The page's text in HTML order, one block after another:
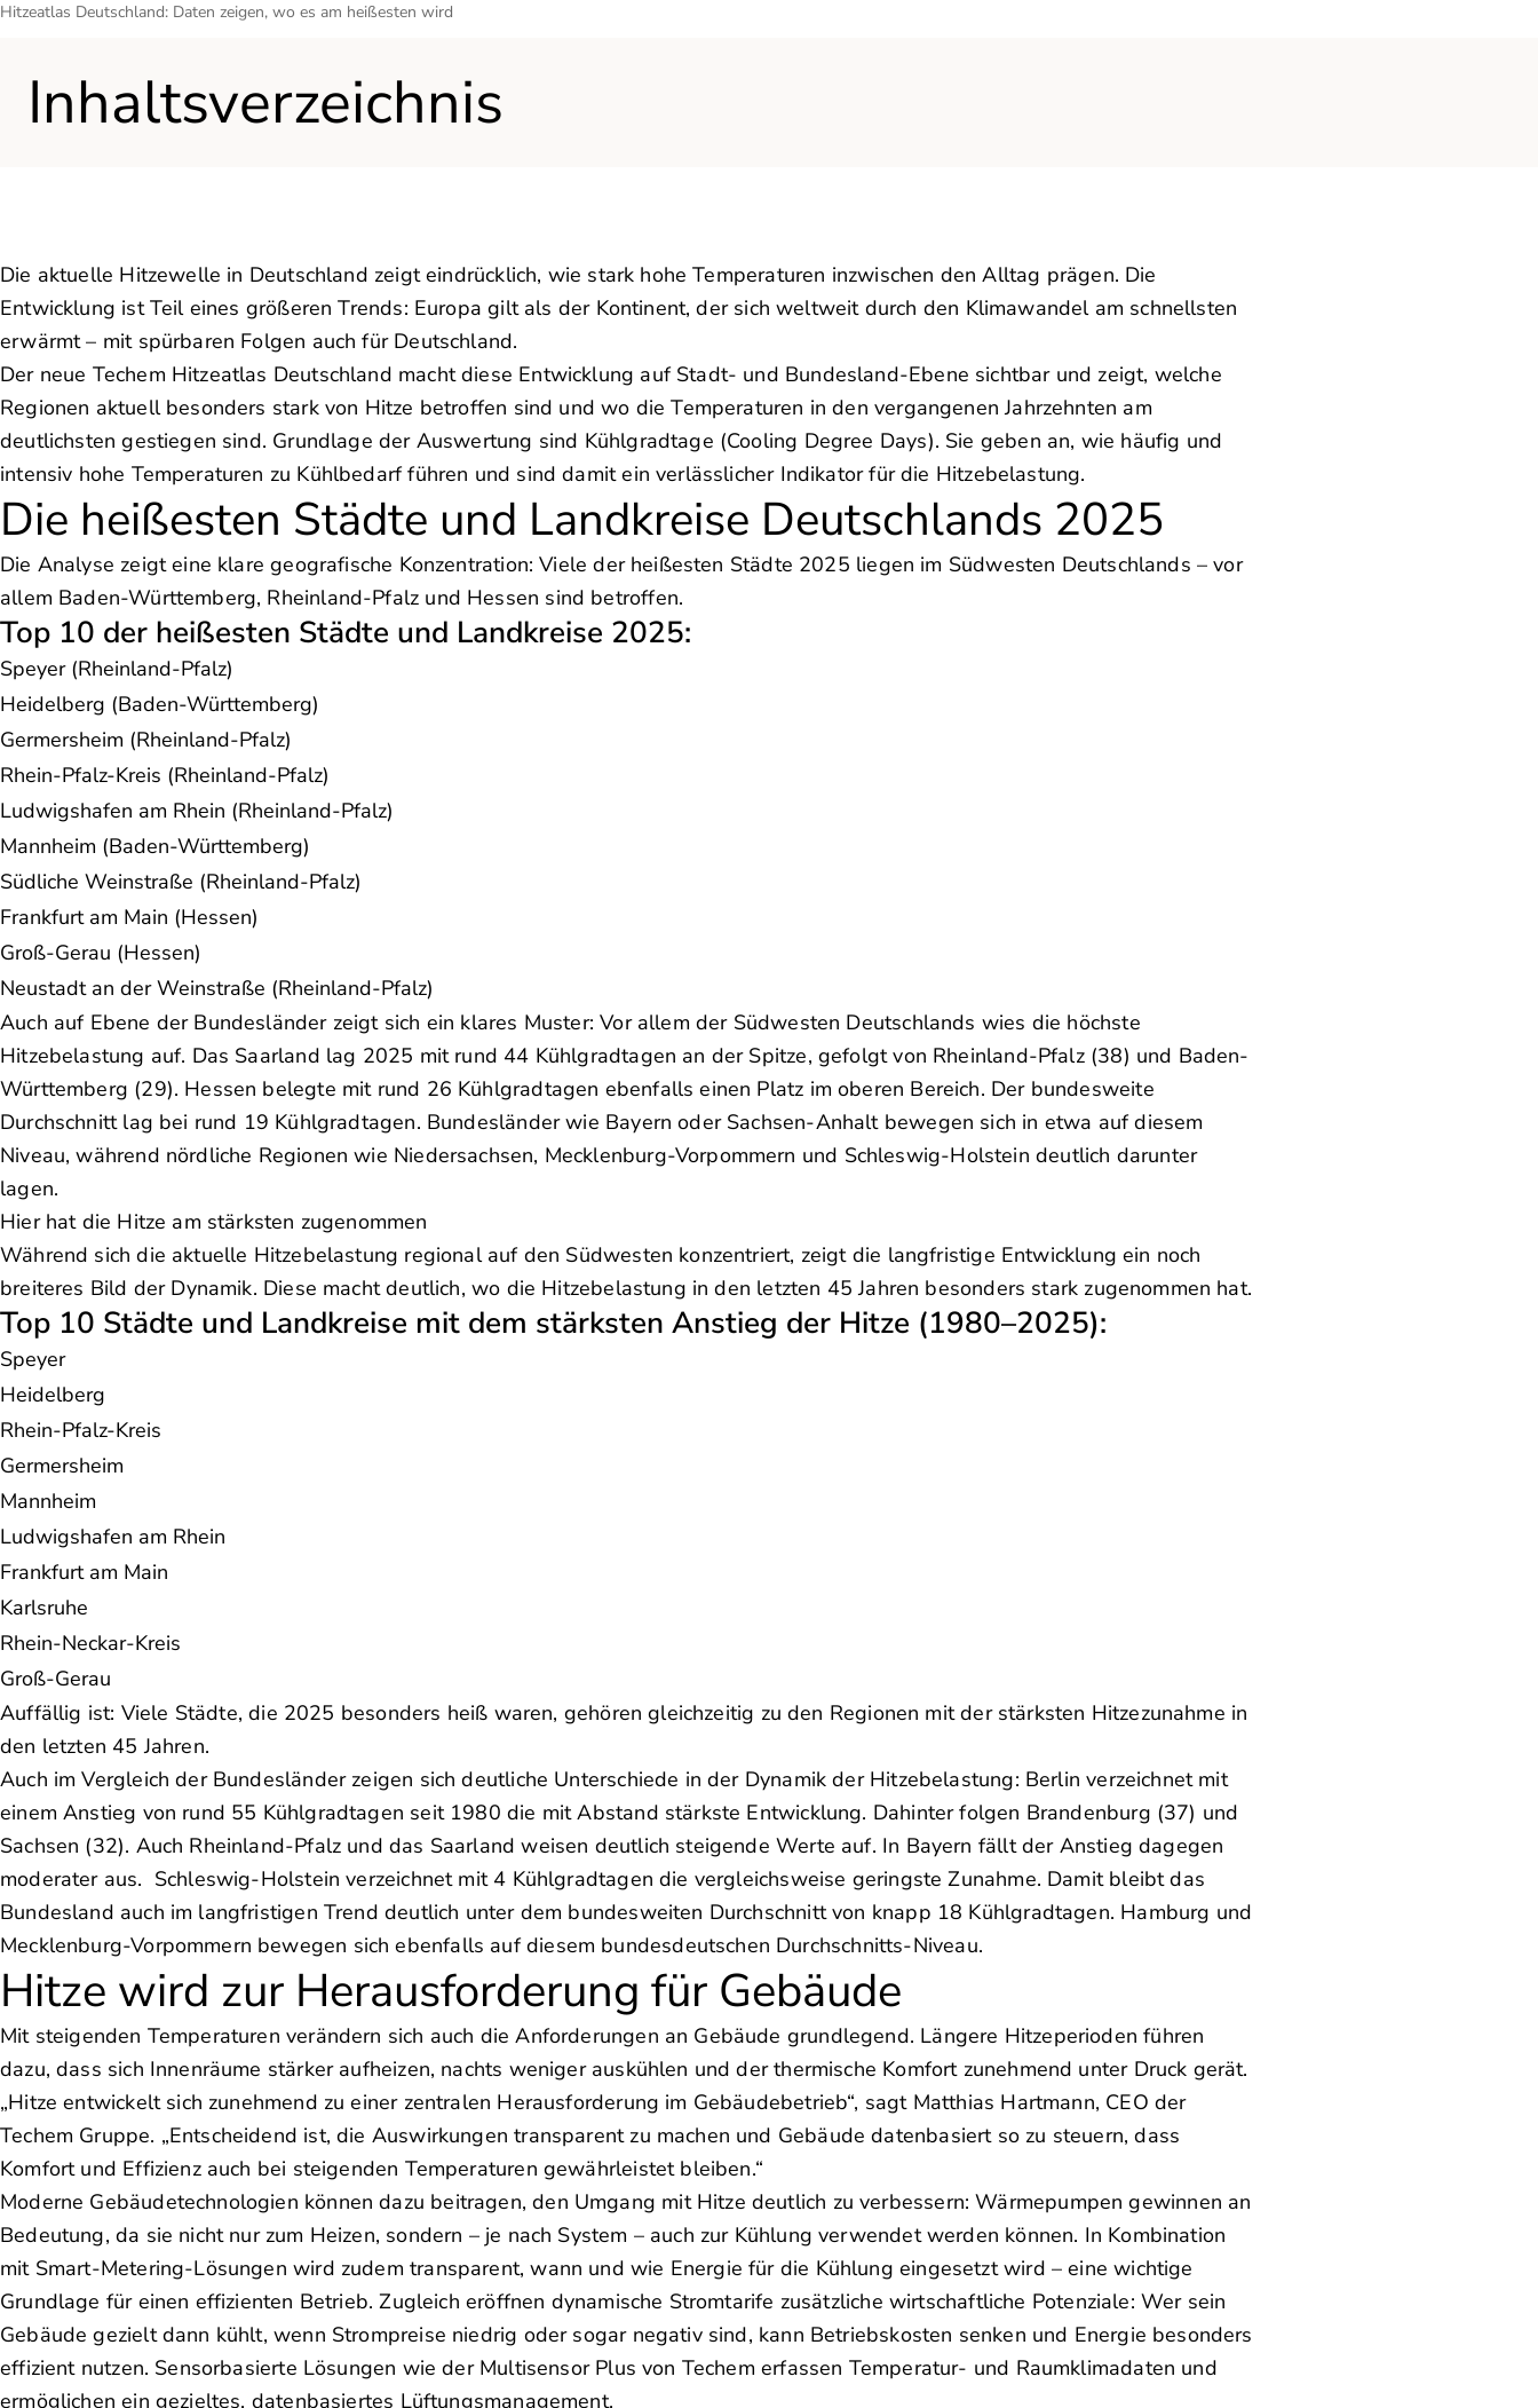
Hitzeatlas Deutschland: Daten zeigen, wo es am heißesten wird
Inhaltsverzeichnis
Die aktuelle Hitzewelle in Deutschland zeigt eindrücklich, wie stark hohe Temperaturen inzwischen den Alltag prägen. Die
Entwicklung ist Teil eines größeren Trends: Europa gilt als der Kontinent, der sich weltweit durch den Klimawandel am schnellsten
erwärmt – mit spürbaren Folgen auch für Deutschland.
Der neue Techem Hitzeatlas Deutschland macht diese Entwicklung auf Stadt- und Bundesland-Ebene sichtbar und zeigt, welche
Regionen aktuell besonders stark von Hitze betroffen sind und wo die Temperaturen in den vergangenen Jahrzehnten am
deutlichsten gestiegen sind. Grundlage der Auswertung sind Kühlgradtage (Cooling Degree Days). Sie geben an, wie häufig und
intensiv hohe Temperaturen zu Kühlbedarf führen und sind damit ein verlässlicher Indikator für die Hitzebelastung.
Die heißesten Städte und Landkreise Deutschlands 2025
Die Analyse zeigt eine klare geografische Konzentration: Viele der heißesten Städte 2025 liegen im Südwesten Deutschlands – vor
allem Baden-Württemberg, Rheinland-Pfalz und Hessen sind betroffen.
Top 10 der heißesten Städte und Landkreise 2025:
Speyer (Rheinland-Pfalz)
Heidelberg (Baden-Württemberg)
Germersheim (Rheinland-Pfalz)
Rhein-Pfalz-Kreis (Rheinland-Pfalz)
Ludwigshafen am Rhein (Rheinland-Pfalz)
Mannheim (Baden-Württemberg)
Südliche Weinstraße (Rheinland-Pfalz)
Frankfurt am Main (Hessen)
Groß-Gerau (Hessen)
Neustadt an der Weinstraße (Rheinland-Pfalz)
Auch auf Ebene der Bundesländer zeigt sich ein klares Muster: Vor allem der Südwesten Deutschlands wies die höchste
Hitzebelastung auf. Das Saarland lag 2025 mit rund 44 Kühlgradtagen an der Spitze, gefolgt von Rheinland-Pfalz (38) und Baden-
Württemberg (29). Hessen belegte mit rund 26 Kühlgradtagen ebenfalls einen Platz im oberen Bereich. Der bundesweite
Durchschnitt lag bei rund 19 Kühlgradtagen. Bundesländer wie Bayern oder Sachsen-Anhalt bewegen sich in etwa auf diesem
Niveau, während nördliche Regionen wie Niedersachsen, Mecklenburg-Vorpommern und Schleswig-Holstein deutlich darunter
lagen.
Hier hat die Hitze am stärksten zugenommen
Während sich die aktuelle Hitzebelastung regional auf den Südwesten konzentriert, zeigt die langfristige Entwicklung ein noch
breiteres Bild der Dynamik. Diese macht deutlich, wo die Hitzebelastung in den letzten 45 Jahren besonders stark zugenommen hat.
Top 10 Städte und Landkreise mit dem stärksten Anstieg der Hitze (1980–2025):
Speyer
Heidelberg
Rhein-Pfalz-Kreis
Germersheim
Mannheim
Ludwigshafen am Rhein
Frankfurt am Main
Karlsruhe
Rhein-Neckar-Kreis
Groß-Gerau
Auffällig ist: Viele Städte, die 2025 besonders heiß waren, gehören gleichzeitig zu den Regionen mit der stärksten Hitzezunahme in
den letzten 45 Jahren.
Auch im Vergleich der Bundesländer zeigen sich deutliche Unterschiede in der Dynamik der Hitzebelastung: Berlin verzeichnet mit
einem Anstieg von rund 55 Kühlgradtagen seit 1980 die mit Abstand stärkste Entwicklung. Dahinter folgen Brandenburg (37) und
Sachsen (32). Auch Rheinland-Pfalz und das Saarland weisen deutlich steigende Werte auf. In Bayern fällt der Anstieg dagegen
moderater aus. Schleswig-Holstein verzeichnet mit 4 Kühlgradtagen die vergleichsweise geringste Zunahme. Damit bleibt das
Bundesland auch im langfristigen Trend deutlich unter dem bundesweiten Durchschnitt von knapp 18 Kühlgradtagen. Hamburg und
Mecklenburg-Vorpommern bewegen sich ebenfalls auf diesem bundesdeutschen Durchschnitts-Niveau.
Hitze wird zur Herausforderung für Gebäude
Mit steigenden Temperaturen verändern sich auch die Anforderungen an Gebäude grundlegend. Längere Hitzeperioden führen
dazu, dass sich Innenräume stärker aufheizen, nachts weniger auskühlen und der thermische Komfort zunehmend unter Druck gerät.
„Hitze entwickelt sich zunehmend zu einer zentralen Herausforderung im Gebäudebetrieb“, sagt Matthias Hartmann, CEO der
Techem Gruppe. „Entscheidend ist, die Auswirkungen transparent zu machen und Gebäude datenbasiert so zu steuern, dass
Komfort und Effizienz auch bei steigenden Temperaturen gewährleistet bleiben.“
Moderne Gebäudetechnologien können dazu beitragen, den Umgang mit Hitze deutlich zu verbessern: Wärmepumpen gewinnen an
Bedeutung, da sie nicht nur zum Heizen, sondern – je nach System – auch zur Kühlung verwendet werden können. In Kombination
mit Smart-Metering-Lösungen wird zudem transparent, wann und wie Energie für die Kühlung eingesetzt wird – eine wichtige
Grundlage für einen effizienten Betrieb. Zugleich eröffnen dynamische Stromtarife zusätzliche wirtschaftliche Potenziale: Wer sein
Gebäude gezielt dann kühlt, wenn Strompreise niedrig oder sogar negativ sind, kann Betriebskosten senken und Energie besonders
effizient nutzen. Sensorbasierte Lösungen wie der Multisensor Plus von Techem erfassen Temperatur- und Raumklimadaten und
ermöglichen ein gezieltes, datenbasiertes Lüftungsmanagement.